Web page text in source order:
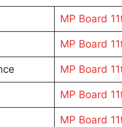
MP Board
MP Board
MP Board
MP Board
MP Board